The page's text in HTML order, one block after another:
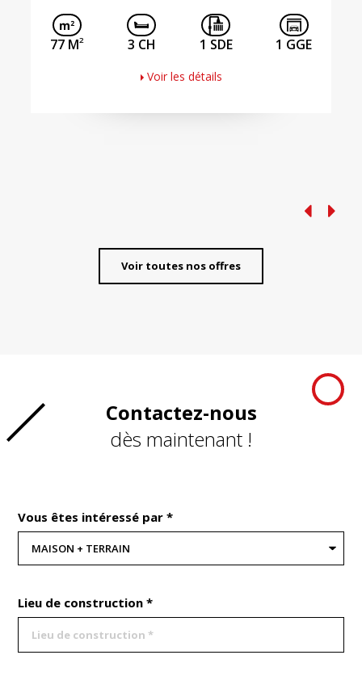
77 M2 3 CH 1 SDE 1 GGE
Voir les détails
Voir toutes nos offres
Contactez-nous
dès maintenant !
Vous êtes intéressé par *
Lieu de construction *